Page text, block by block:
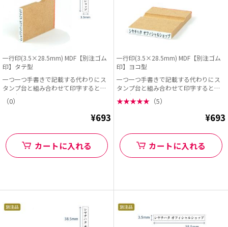
一行印(3.5×28.5mm) MDF【別注ゴム
印】タテ型
一つ一つ手書きで記載する代わりにス
タンプ台と組み合わせて印字すると早
くて便利!
（0）
¥693
カートに入れる
一行印(3.5×28.5mm) MDF【別注ゴム
印】ヨコ型
一つ一つ手書きで記載する代わりにス
タンプ台と組み合わせて印字すると早
くて便利!
★★★★★ （5）
¥693
カートに入れる